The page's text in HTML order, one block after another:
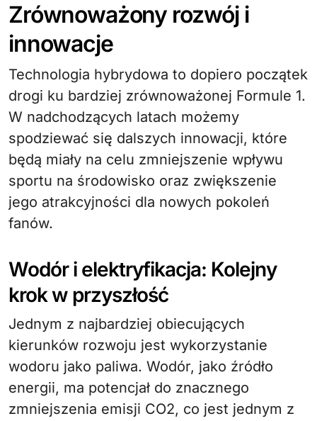
Zrównoważony rozwój i
innowacje
Technologia hybrydowa to dopiero początek
drogi ku bardziej zrównoważonej Formule 1.
W nadchodzących latach możemy
spodziewać się dalszych innowacji, które
będą miały na celu zmniejszenie wpływu
sportu na środowisko oraz zwiększenie
jego atrakcyjności dla nowych pokoleń
fanów.
Wodór i elektryfikacja: Kolejny
krok w przyszłość
Jednym z najbardziej obiecujących
kierunków rozwoju jest wykorzystanie
wodoru jako paliwa. Wodór, jako źródło
energii, ma potencjał do znacznego
zmniejszenia emisji CO2, co jest jednym z